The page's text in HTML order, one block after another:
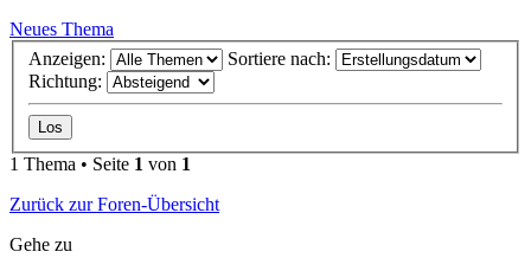
Neues Thema
Anzeigen:
Sortiere nach:
Richtung:
1 Thema • Seite 1 von 1
Zurück zur Foren-Übersicht
Gehe zu